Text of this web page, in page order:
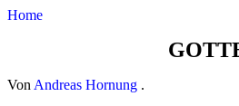
Home
Von Andreas Hornung .